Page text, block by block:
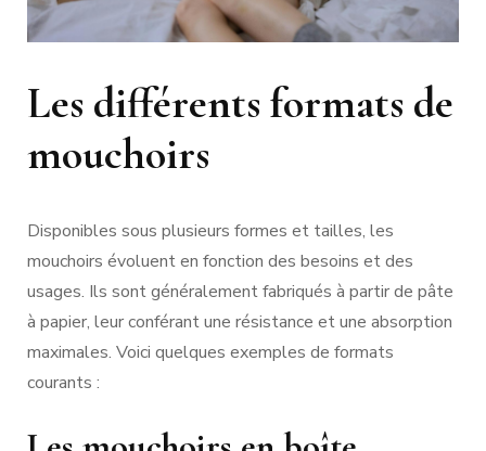
Les différents formats de
mouchoirs
Disponibles sous plusieurs formes et tailles, les
mouchoirs évoluent en fonction des besoins et des
usages. Ils sont généralement fabriqués à partir de pâte
à papier, leur conférant une résistance et une absorption
maximales. Voici quelques exemples de formats
courants :